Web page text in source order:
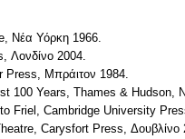
Νέα Υόρκη 1966.
Λονδίνο 2004.
Press, Μπράιτον 1984.
100 Years, Thames & Hudson,
Friel, Cambridge University
Carysfort Press, Δουβλίνο